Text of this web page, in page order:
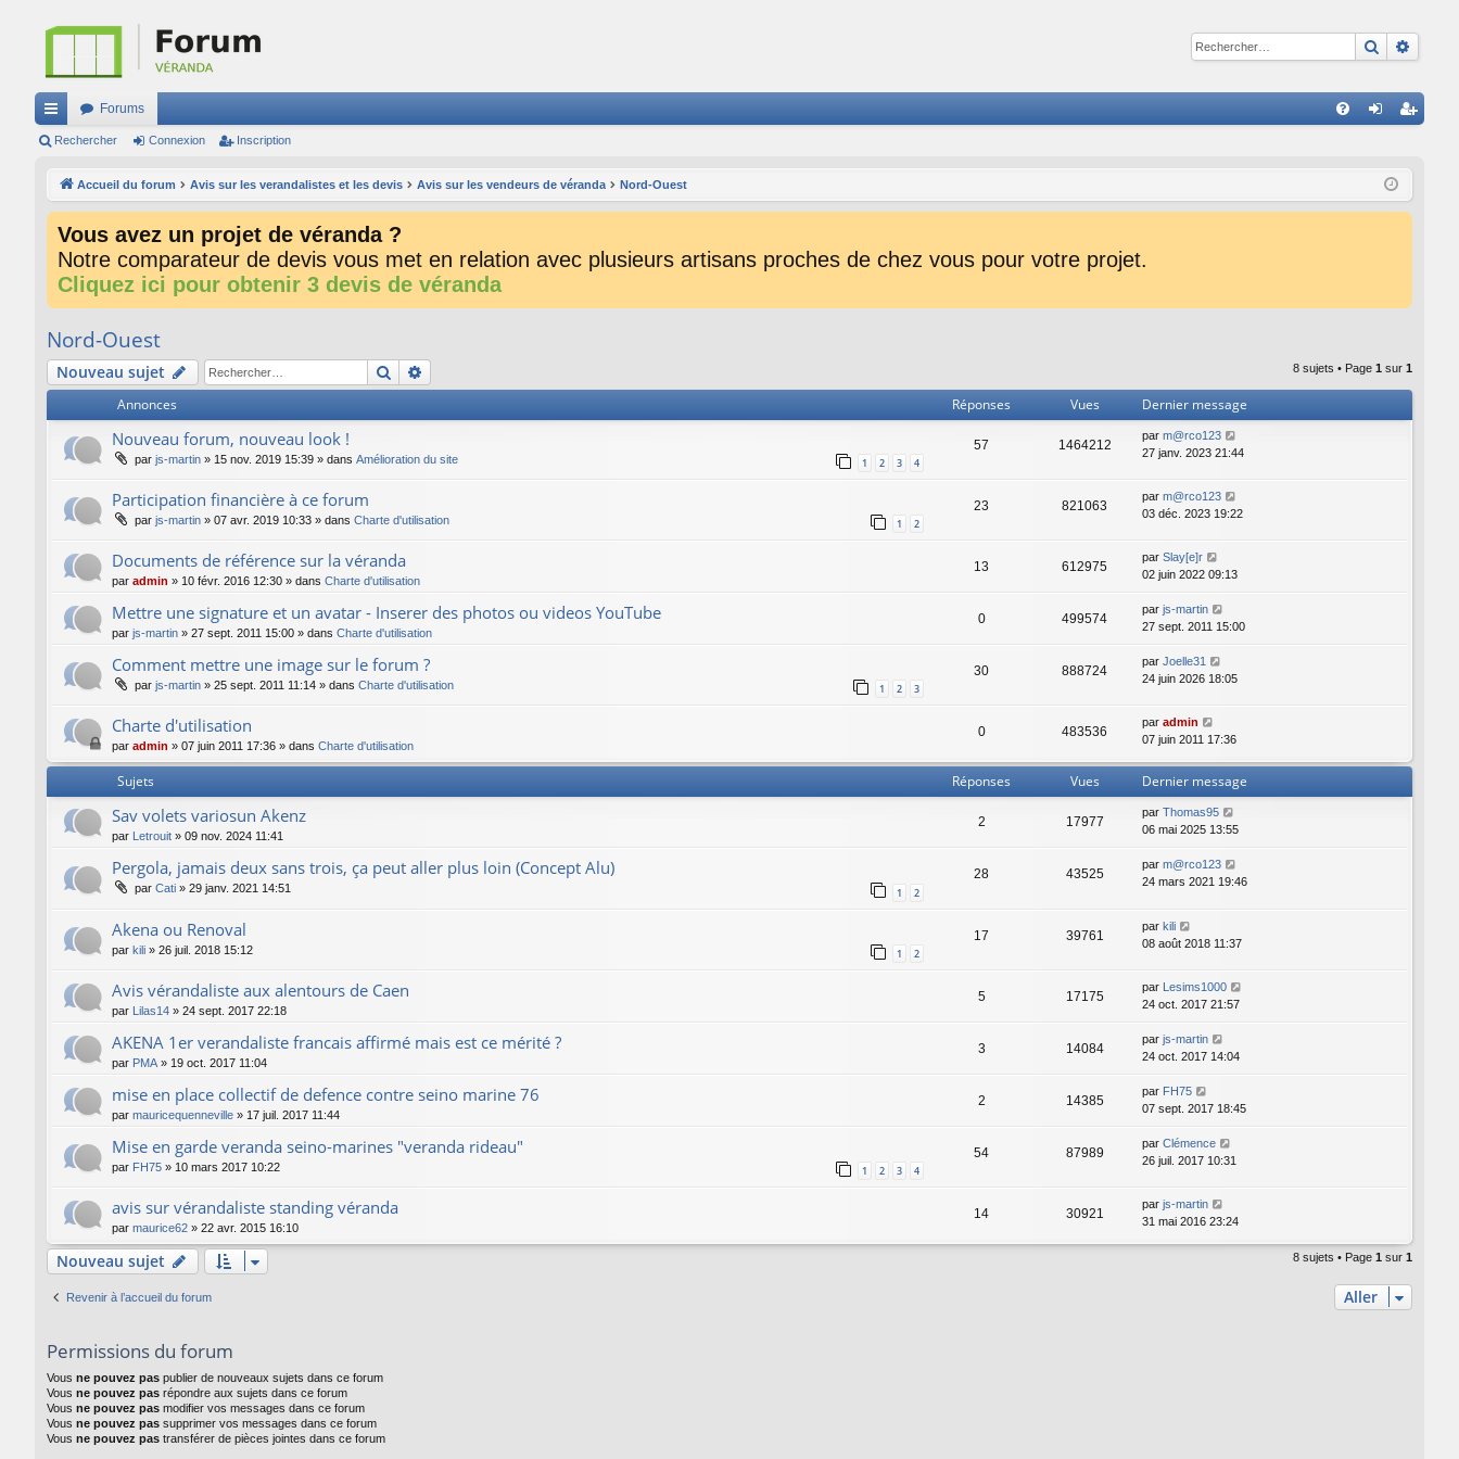
ac
Forums
cri
Rechercher Connexion Inscription
Accueil du forum Avis sur les verandalistes et les devis Avis sur les vendeurs de véranda Nord-Ouest
Vous avez un projet de véranda ?
Notre comparateur de devis vous met en relation avec plusieurs artisans proches de chez vous pour votre projet.
Cliquez ici pour obtenir 3 devis de véranda
Nord-Ouest
Nouveau sujet Rechercher 8 sujets • Page 1 sur 1
Annonces Réponses Vues Dernier message
Nouveau forum, nouveau look !
par js-martin » 15 nov. 2019 15:39 » dans Amélioration du site 1 2 3 4
57 1464212
par m@rco123
27 janv. 2023 21:44
Participation financière à ce forum
par js-martin » 07 avr. 2019 10:33 » dans Charte d'utilisation 1 2
23 821063
par m@rco123
03 déc. 2023 19:22
Documents de référence sur la véranda
par admin » 10 févr. 2016 12:30 » dans Charte d'utilisation
13 612975
par Slay[e]r
02 juin 2022 09:13
Mettre une signature et un avatar - Inserer des photos ou videos YouTube
par js-martin » 27 sept. 2011 15:00 » dans Charte d'utilisation
0 499574
par js-martin
27 sept. 2011 15:00
Comment mettre une image sur le forum ?
par js-martin » 25 sept. 2011 11:14 » dans Charte d'utilisation 1 2 3
30 888724
par Joelle31
24 juin 2026 18:05
Charte d'utilisation
par admin » 07 juin 2011 17:36 » dans Charte d'utilisation
0 483536
par admin
07 juin 2011 17:36
Sujets Réponses Vues Dernier message
Sav volets variosun Akenz
par Letrouit » 09 nov. 2024 11:41
2 17977
par Thomas95
06 mai 2025 13:55
Pergola, jamais deux sans trois, ça peut aller plus loin (Concept Alu)
par Cati » 29 janv. 2021 14:51 1 2
28 43525
par m@rco123
24 mars 2021 19:46
Akena ou Renoval
par kili » 26 juil. 2018 15:12 1 2
17 39761
par kili
08 août 2018 11:37
Avis vérandaliste aux alentours de Caen
par Lilas14 » 24 sept. 2017 22:18
5 17175
par Lesims1000
24 oct. 2017 21:57
AKENA 1er verandaliste francais affirmé mais est ce mérité ?
par PMA » 19 oct. 2017 11:04
3 14084
par js-martin
24 oct. 2017 14:04
mise en place collectif de defence contre seino marine 76
par mauricequenneville » 17 juil. 2017 11:44
2 14385
par FH75
07 sept. 2017 18:45
Mise en garde veranda seino-marines "veranda rideau"
par FH75 » 10 mars 2017 10:22 1 2 3 4
54 87989
par Clémence
26 juil. 2017 10:31
avis sur vérandaliste standing véranda
par maurice62 » 22 avr. 2015 16:10
14 30921
par js-martin
31 mai 2016 23:24
Nouveau sujet 8 sujets • Page 1 sur 1
Revenir à l’accueil du forum Aller
Permissions du forum
Vous ne pouvez pas publier de nouveaux sujets dans ce forum
Vous ne pouvez pas répondre aux sujets dans ce forum
Vous ne pouvez pas modifier vos messages dans ce forum
Vous ne pouvez pas supprimer vos messages dans ce forum
Vous ne pouvez pas transférer de pièces jointes dans ce forum